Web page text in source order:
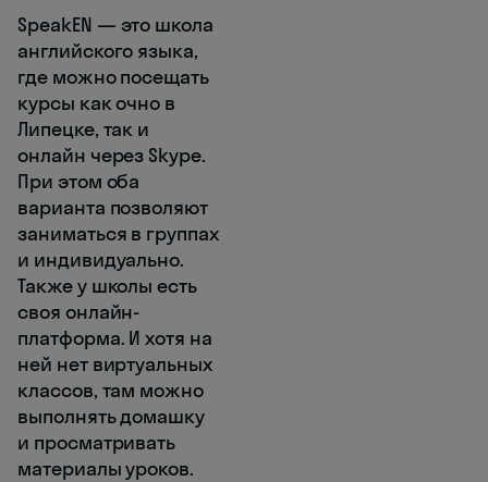
SpeakEN — это школа
английского языка,
где можно посещать
курсы как очно в
Липецке, так и
онлайн через Skype.
При этом оба
варианта позволяют
заниматься в группах
и индивидуально.
Также у школы есть
своя онлайн-
платформа. И хотя на
ней нет виртуальных
классов, там можно
выполнять домашку
и просматривать
материалы уроков.